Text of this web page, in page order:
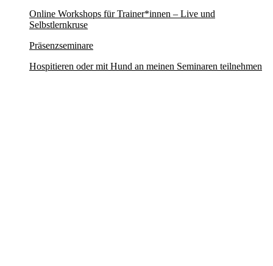
Online Workshops für Trainer*innen – Live und
Selbstlernkruse
Präsenzseminare
Hospitieren oder mit Hund an meinen Seminaren teilnehmen